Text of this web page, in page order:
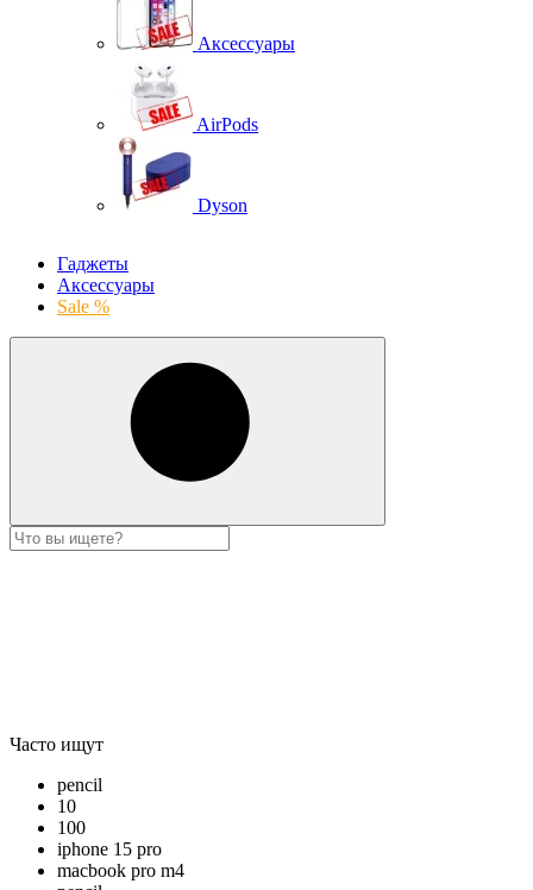
Аксессуары
AirPods
Dyson
Гаджеты
Аксессуары
Sale %
Часто ищут
pencil
10
100
iphone 15 pro
macbook pro m4